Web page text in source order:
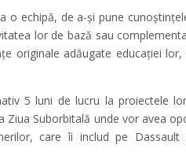
o echipă, de a-și pune
lor de bază sau
originale adăugate educației
5 luni de lucru la proiectele
Ziua Suborbitală unde vor avea
care îi includ pe Dassault